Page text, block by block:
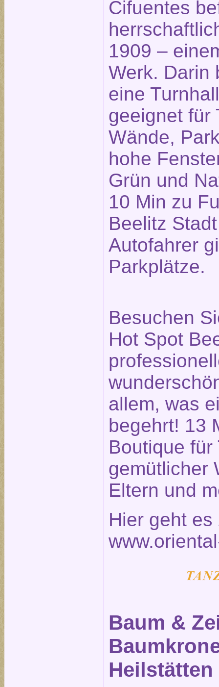
Cifuentes
1909 –
Werk. Darin
eine
geeignet für
Wände,
hohe
Grün und
10 Min zu
Beelitz
Autofahrer
Parkplätze.
Besuchen
Hot Spot
allem, was
begehrt! 13
Boutique für
gemütlicher
Eltern und
Hier geht
Baum &
Heilstätten